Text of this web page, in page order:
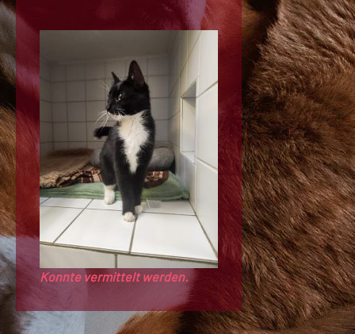
Konnte vermittelt werden.